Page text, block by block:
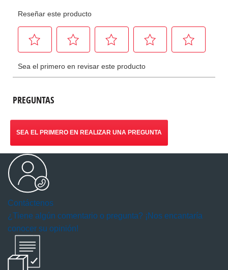
PREGUNTAS
SEA EL PRIMERO EN REALIZAR UNA PREGUNTA
Contáctenos
¿Tiene algún comentario o pregunta? ¡Nos encantaría
conocer su opinión!